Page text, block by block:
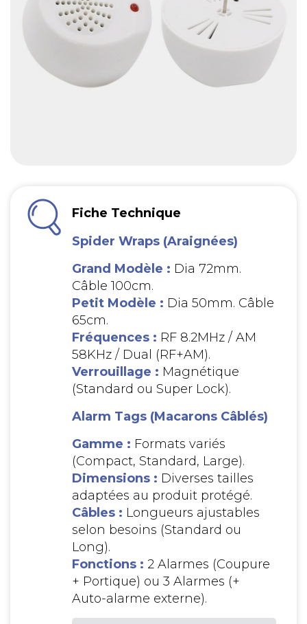
Fiche Technique
Spider Wraps (Araignées)
Grand Modèle : Dia 72mm.
Câble 100cm.
Petit Modèle : Dia 50mm. Câble
65cm.
Fréquences : RF 8.2MHz / AM
58KHz / Dual (RF+AM).
Verrouillage : Magnétique
(Standard ou Super Lock).
Alarm Tags (Macarons Câblés)
Gamme : Formats variés
(Compact, Standard, Large).
Dimensions : Diverses tailles
adaptées au produit protégé.
Câbles : Longueurs ajustables
selon besoins (Standard ou
Long).
Fonctions : 2 Alarmes (Coupure
+ Portique) ou 3 Alarmes (+
Auto-alarme externe).